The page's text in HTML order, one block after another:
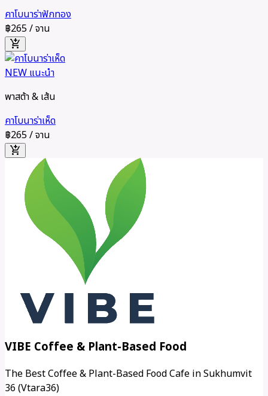
คาโบนาร่าฟักทอง
฿265/ จาน
add_shopping_cart
NEW แนะนำ
พาสต้า & เส้น
คาโบนาร่าเห็ด
฿265/ จาน
add_shopping_cart
VIBE Coffee & Plant-Based Food
The Best Coffee & Plant-Based Food Cafe in Sukhumvit
36 (Vtara36)